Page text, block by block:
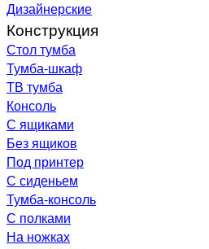
Дизайнерские
Конструкция
Стол тумба
Тумба-шкаф
ТВ тумба
Консоль
С ящиками
Без ящиков
Под принтер
С сиденьем
Тумба-консоль
С полками
На ножках